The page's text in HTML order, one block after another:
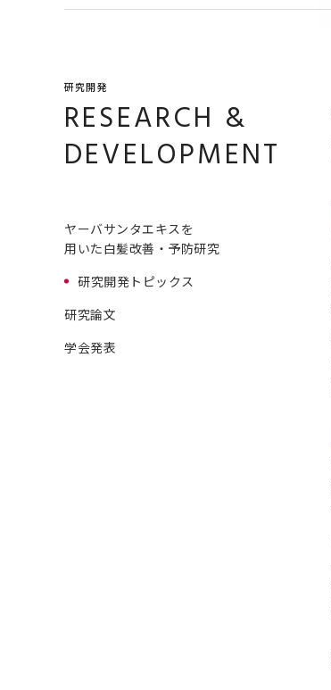
研究開発
RESEARCH &
DEVELOPMENT
ヤーバサンタエキスを
用いた白髪改善・予防研究
研究開発トピックス
研究論文
学会発表